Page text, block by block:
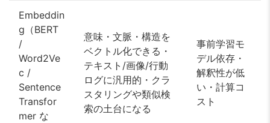
Embeddin
g（BERT
/
Word2Ve
c /
Sentence
Transfor
mer な
意味・文脈・構造を
ベクトル化できる・
テキスト/画像/行動
ログに汎用的・クラ
スタリングや類似検
索の土台になる
事前学習モ
デル依存・
解釈性が低
い・計算コ
スト